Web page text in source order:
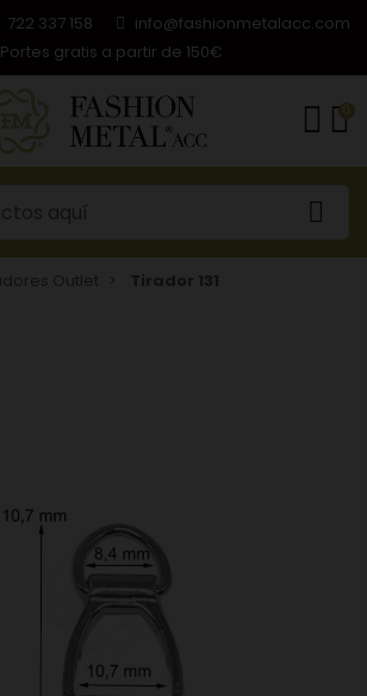
722 337 158
info@fashionmetalacc.com
Portes gratis a partir de 150€
0